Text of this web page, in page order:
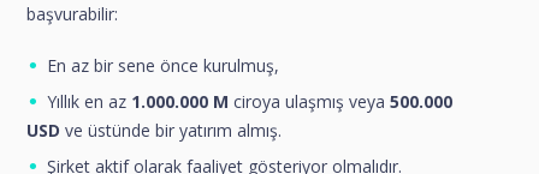
başvurabilir:
En az bir sene önce kurulmuş,
Yıllık en az 1.000.000 M ciroya ulaşmış veya500.000
USD ve üstünde bir yatırım almış.
Şirket aktif olarak faaliyet gösteriyor olmalıdır.